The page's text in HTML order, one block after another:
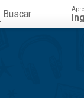
Buscar